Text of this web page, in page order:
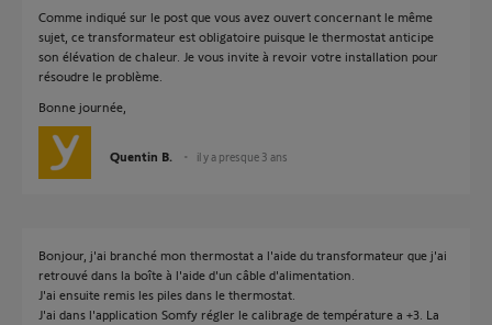
Comme indiqué sur le post que vous avez ouvert concernant le même
sujet, ce transformateur est obligatoire puisque le thermostat anticipe
son élévation de chaleur. Je vous invite à revoir votre installation pour
résoudre le problème.
Bonne journée,
Quentin B. il y a presque 3 ans
Bonjour, j'ai branché mon thermostat a l'aide du transformateur que j'ai
retrouvé dans la boîte à l'aide d'un câble d'alimentation.
J'ai ensuite remis les piles dans le thermostat.
J'ai dans l'application Somfy régler le calibrage de température a +3. La